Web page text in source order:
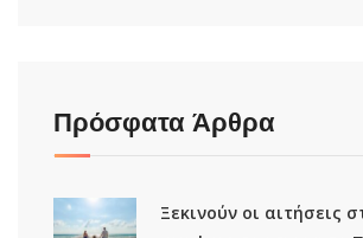
Πρόσφατα Άρθρα
Ξεκινούν οι αιτήσεις